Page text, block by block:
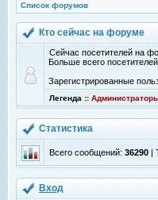
Список форумов
Кто сейчас на форуме
Сейчас посетителей на
Больше всего
Зарегистрированные
Легенда ::
Статистика
Всего сообщений: 36290 |
Вход